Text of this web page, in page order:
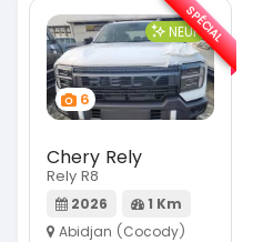
6
NEUF
Chery Rely
Rely R8
2026
1 Km
Abidjan (Cocody)
SPÉCIAL